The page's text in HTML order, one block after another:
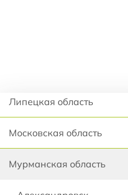
Регионы и города
Липецкая область
Московская область
Мурманская область